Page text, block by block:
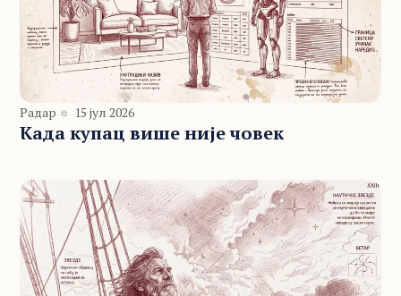
Радар 15 јул 2026
Када купац више није човек